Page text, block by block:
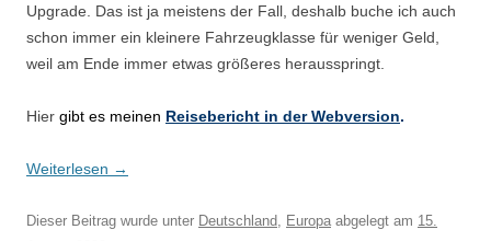
Upgrade. Das ist ja meistens der Fall, deshalb buche ich auch
schon immer ein kleinere Fahrzeugklasse für weniger Geld,
weil am Ende immer etwas größeres herausspringt.
Hier gibt es meinen Reisebericht in der Webversion.
Weiterlesen →
Dieser Beitrag wurde unter Deutschland Europa abgelegt am 15.